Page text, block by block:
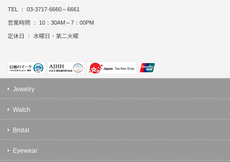
TEL ： 03-3717-6660～6661
営業時間 ： 10：30AM～7：00PM
定休日 ： 水曜日・第二火曜
Jewelry
Watch
Bridal
Eyewear